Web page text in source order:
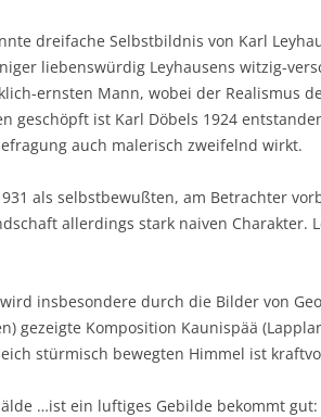
dreifache Selbstbildnis von Karl
liebenswürdig Leyhausens witzig-
ernsten Mann, wobei der Realismus
geschöpft ist Karl Döbels 1924
auch malerisch zweifelnd wirkt.
als selbstbewußten, am Betrachter
allerdings stark naiven Charakter.
insbesondere durch die Bilder von
gezeigte Komposition Kaunispää
stürmisch bewegten Himmel ist
…ist ein luftiges Gebilde bekommt